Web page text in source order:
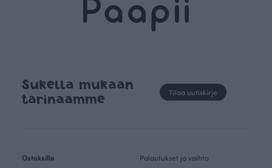
Sukella mukaan
tarinaamme
Tilaa uutiskirje
Ostoksille
Palautukset ja vaihto